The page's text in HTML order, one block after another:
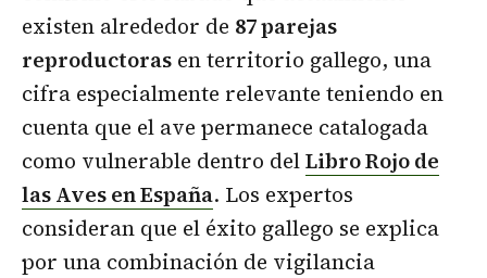
existen alrededor de 87 parejas
reproductoras en territorio gallego, una
cifra especialmente relevante teniendo en
cuenta que el ave permanece catalogada
como vulnerable dentro delLibro Rojo de
las Aves en España. Los expertos
consideran que el éxito gallego se explica
por una combinación de vigilancia